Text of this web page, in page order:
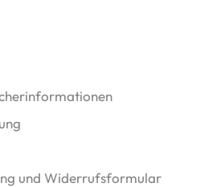
und Widerrufsformular